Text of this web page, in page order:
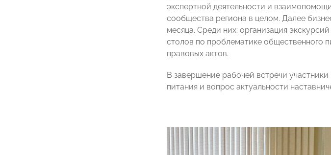
экспертной деятельности и
сообщества региона в целом. Далее
месяца. Среди них: организация
столов по проблематике общественного
правовых актов.
В завершение рабочей встречи
питания и вопрос актуальности